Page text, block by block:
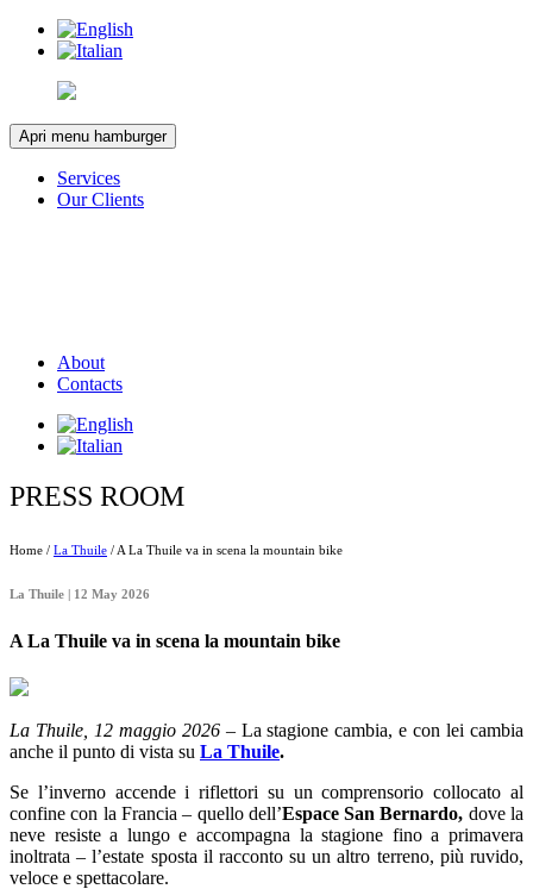
Apri menu hamburger
Services
Our Clients
About
Contacts
PRESS ROOM
Home / La Thuile / A La Thuile va in scena la mountain bike
La Thuile | 12 May 2026
A La Thuile va in scena la mountain bike
La Thuile, 12 maggio 2026– La stagione cambia, e con lei cambia
anche il punto di vista su La Thuile.
Se l’inverno accende i riflettori su un comprensorio collocato al
confine con la Francia – quello dell’Espace San Bernardo, dove la
neve resiste a lungo e accompagna la stagione fino a primavera
inoltrata – l’estate sposta il racconto su un altro terreno, più ruvido,
veloce e spettacolare.